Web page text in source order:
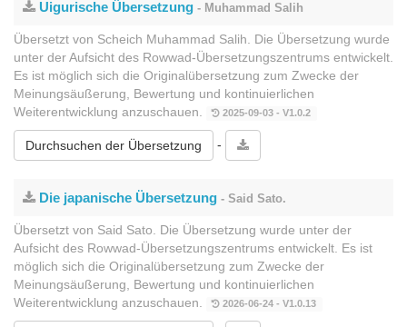
Uigurische Übersetzung - Muhammad Salih
Übersetzt von Scheich Muhammad Salih. Die Übersetzung wurde
unter der Aufsicht des Rowwad-Übersetzungszentrums entwickelt.
Es ist möglich sich die Originalübersetzung zum Zwecke der
Meinungsäußerung, Bewertung und kontinuierlichen
Weiterentwicklung anzuschauen.
2025-09-03 - V1.0.2
Durchsuchen der Übersetzung -
Die japanische Übersetzung - Said Sato.
Übersetzt von Said Sato. Die Übersetzung wurde unter der
Aufsicht des Rowwad-Übersetzungszentrums entwickelt. Es ist
möglich sich die Originalübersetzung zum Zwecke der
Meinungsäußerung, Bewertung und kontinuierlichen
Weiterentwicklung anzuschauen.
2026-06-24 - V1.0.13